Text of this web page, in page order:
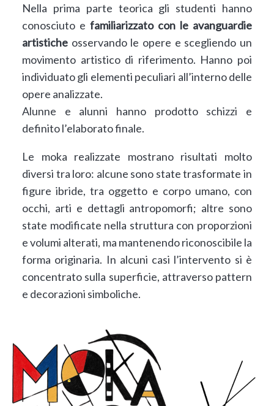
Nella prima parte teorica gli studenti hanno
conosciuto e familiarizzato con le avanguardie
artistiche osservando le opere e scegliendo un
movimento artistico di riferimento. Hanno poi
individuato gli elementi peculiari all’interno delle
opere analizzate.
Alunne e alunni hanno prodotto schizzi e
definito l’elaborato finale.
Le moka realizzate mostrano risultati molto
diversi tra loro: alcune sono state trasformate in
figure ibride, tra oggetto e corpo umano, con
occhi, arti e dettagli antropomorfi; altre sono
state modificate nella struttura con proporzioni
e volumi alterati, ma mantenendo riconoscibile la
forma originaria. In alcuni casi l’intervento si è
concentrato sulla superficie, attraverso pattern
e decorazioni simboliche.